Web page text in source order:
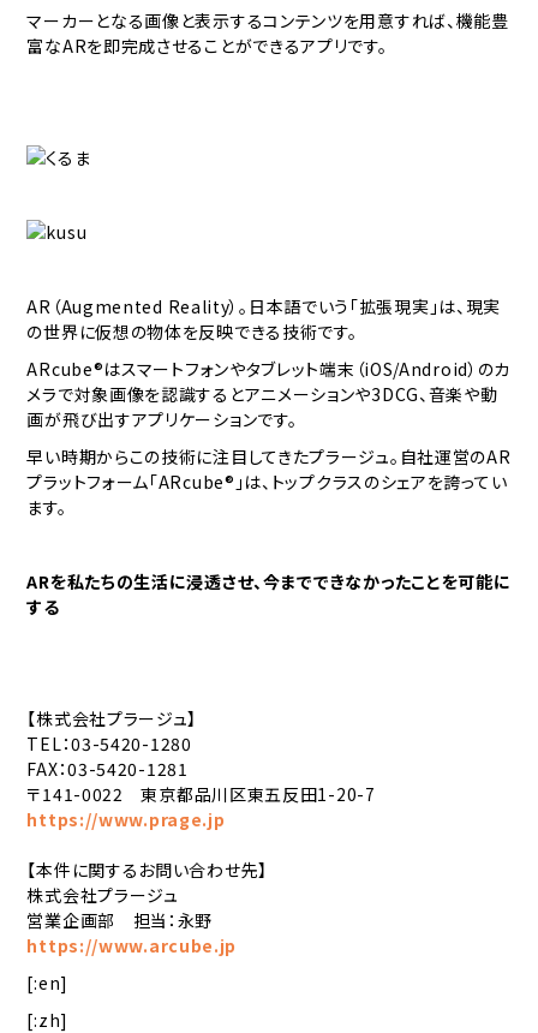
マーカーとなる画像と表示するコンテンツを用意すれば、機能豊
富なARを即完成させることができるアプリです。
AR（Augmented Reality）。日本語でいう「拡張現実」は、現実
の世界に仮想の物体を反映できる技術です。
ARcube®はスマートフォンやタブレット端末（iOS/Android）のカ
メラで対象画像を認識するとアニメーションや3DCG、音楽や動
画が飛び出すアプリケーションです。
早い時期からこの技術に注目してきたプラージュ。自社運営のAR
プラットフォーム「ARcube®」は、トップクラスのシェアを誇ってい
ます。
ARを私たちの生活に浸透させ、今までできなかったことを可能に
する
【株式会社プラージュ】
TEL：03-5420-1280
FAX：03-5420-1281
〒141-0022 東京都品川区東五反田1-20-7
https://www.prage.jp
【本件に関するお問い合わせ先】
株式会社プラージュ
営業企画部 担当：永野
https://www.arcube.jp
[:en]
[:zh]